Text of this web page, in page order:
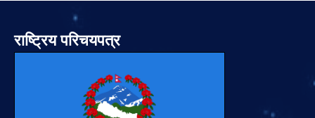
राष्ट्रिय परिचयपत्र